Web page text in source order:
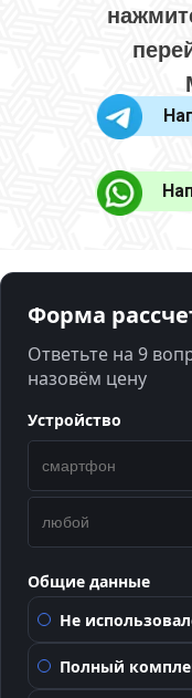
Форма
Ответьте на 9
назовём цену
Устройство
Общие данные
Не
Полный